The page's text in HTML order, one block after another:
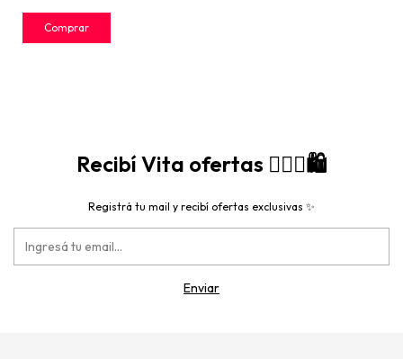
Recibí Vita ofertas 🙋🏻‍♀️🛍️
Registrá tu mail y recibí ofertas exclusivas ✨